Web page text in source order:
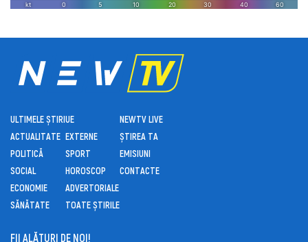
ULTIMELE ȘTIRI
ACTUALITATE
POLITICĂ
SOCIAL
ECONOMIE
SĂNĂTATE
UE
EXTERNE
SPORT
HOROSCOP
ADVERTORIALE
TOATE ȘTIRILE
NEWTV LIVE
ȘTIREA TA
EMISIUNI
CONTACTE
FII ALĂTURI DE NOI!